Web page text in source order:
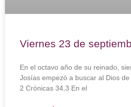
Viernes 23 de
En el octavo año de su reinado,
Josías empezó a buscar al Dios de
2 Crónicas 34,3 En el